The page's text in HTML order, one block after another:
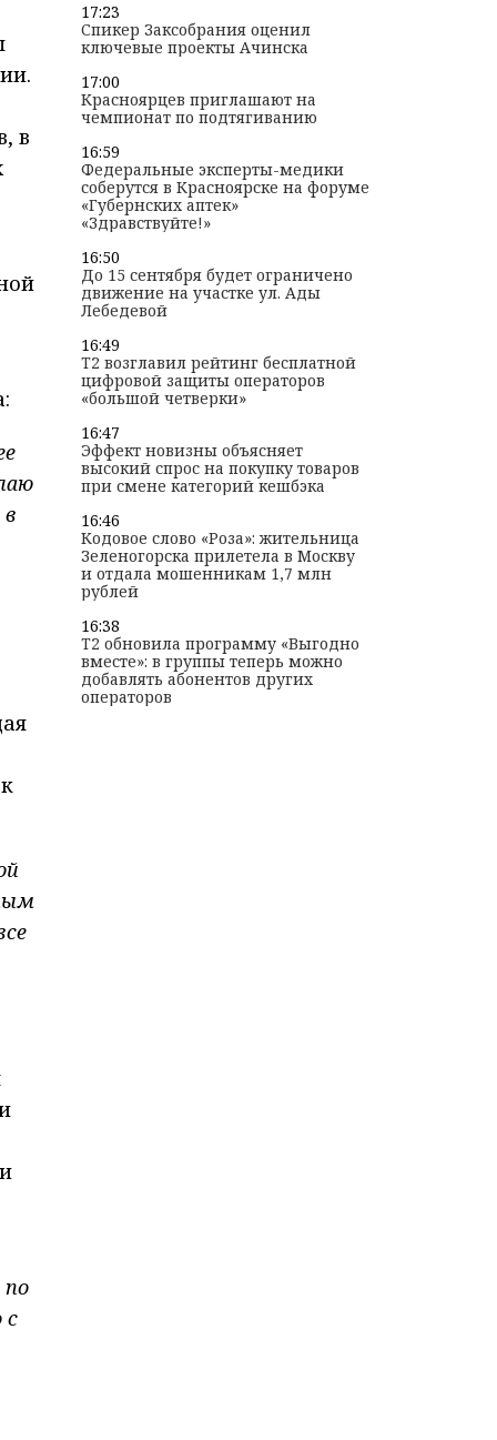
в
по
с
17:23
Спикер Заксобрания оценил
ключевые проекты Ачинска
17:00
Красноярцев приглашают на
чемпионат по подтягиванию
16:59
Федеральные эксперты-медики
соберутся в Красноярске на форуме
«Губернских аптек»
«Здравствуйте!»
16:50
До 15 сентября будет ограничено
движение на участке ул. Ады
Лебедевой
16:49
T2 возглавил рейтинг бесплатной
цифровой защиты операторов
«большой четверки»
16:47
Эффект новизны объясняет
высокий спрос на покупку товаров
при смене категорий кешбэка
16:46
Кодовое слово «Роза»: жительница
Зеленогорска прилетела в Москву
и отдала мошенникам 1,7 млн
рублей
16:38
T2 обновила программу «Выгодно
вместе»: в группы теперь можно
добавлять абонентов других
операторов